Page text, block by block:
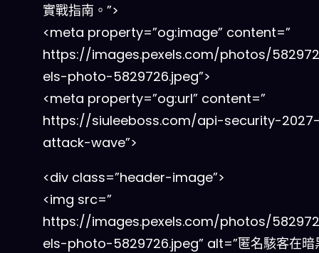
實戰指南。”>
<meta property=”og:image” content=”
https://images.pexels.com/photos/
els-photo-5829726.jpeg”>
<meta property=”og:url” content=”
https://siuleeboss.com/api-security-
attack-wave”>
<div class=”header-image”>
<img src=”
https://images.pexels.com/photos/
els-photo-5829726.jpeg” alt=”匿名駭客在暗